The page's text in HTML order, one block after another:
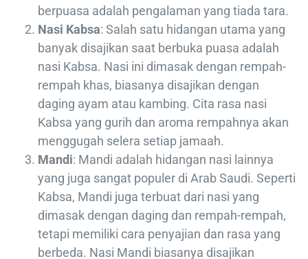
berpuasa adalah pengalaman yang tiada tara.
Nasi Kabsa: Salah satu hidangan utama yang
banyak disajikan saat berbuka puasa adalah
nasi Kabsa. Nasi ini dimasak dengan rempah-
rempah khas, biasanya disajikan dengan
daging ayam atau kambing. Cita rasa nasi
Kabsa yang gurih dan aroma rempahnya akan
menggugah selera setiap jamaah.
Mandi: Mandi adalah hidangan nasi lainnya
yang juga sangat populer di Arab Saudi. Seperti
Kabsa, Mandi juga terbuat dari nasi yang
dimasak dengan daging dan rempah-rempah,
tetapi memiliki cara penyajian dan rasa yang
berbeda. Nasi Mandi biasanya disajikan